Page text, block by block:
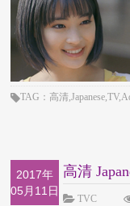
TAG：高清
2017年
05月11日
高清
视广告
TVC